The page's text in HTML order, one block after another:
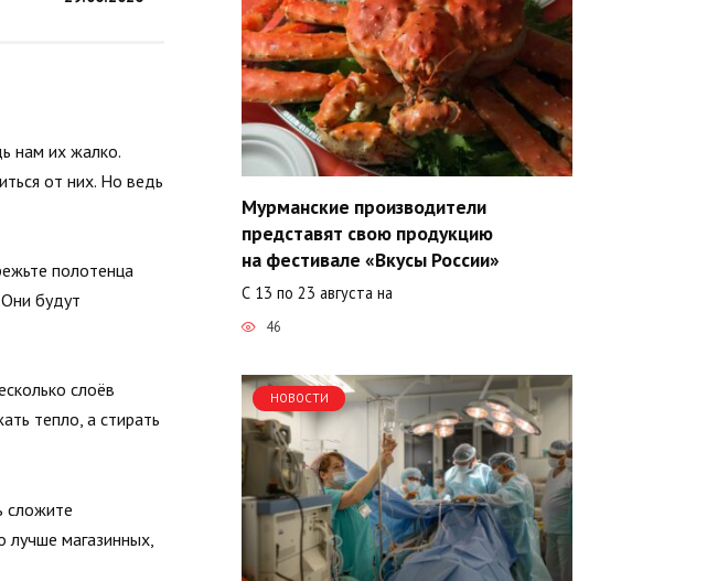
нам их жалко.
от них. Но ведь
полотенца
будут
слоёв
тепло, а стирать
сложите
лучше магазинных,
Мурманские производители
представят свою продукцию
на фестивале «Вкусы России»
С 13 по 23 августа на
46
НОВОСТИ